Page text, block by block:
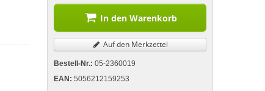
In den Warenkorb
Auf den Merkzettel
Bestell-Nr.: 05-2360019
EAN: 5056212159253